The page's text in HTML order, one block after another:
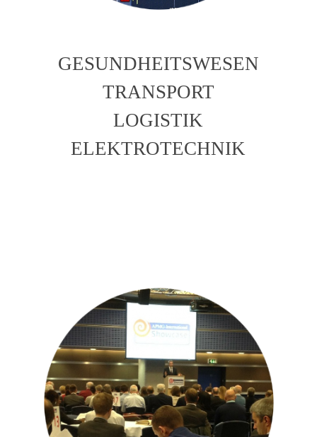
GESUNDHEITSWESEN
TRANSPORT
LOGISTIK
ELEKTROTECHNIK